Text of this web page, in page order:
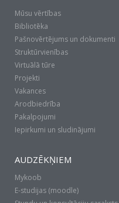
Mūsu vērtības
Bibliotēka
Pašnovērtējums un dokumenti
Struktūrvienības
Virtuālā tūre
Projekti
Vakances
Arodbiedrība
Pakalpojumi
Iepirkumi un sludinājumi
AUDZĒKŅIEM
Mykoob
E-studijas (moodle)